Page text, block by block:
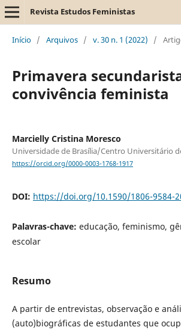
Revista Estudos Feministas
Início / Arquivos / v. 30 n. 1 (2022) /
Primavera
convivência feminista
Marcielly Cristina Moresco
Universidade de Brasília/Centro Universitário
https://orcid.org/0000-0003-1768-1917
DOI: https://doi.org/10.1590/1806-9584-
Palavras-chave: educação, feminismo,
escolar
Resumo
A partir de entrevistas, observação e
(auto)biográficas de estudantes que